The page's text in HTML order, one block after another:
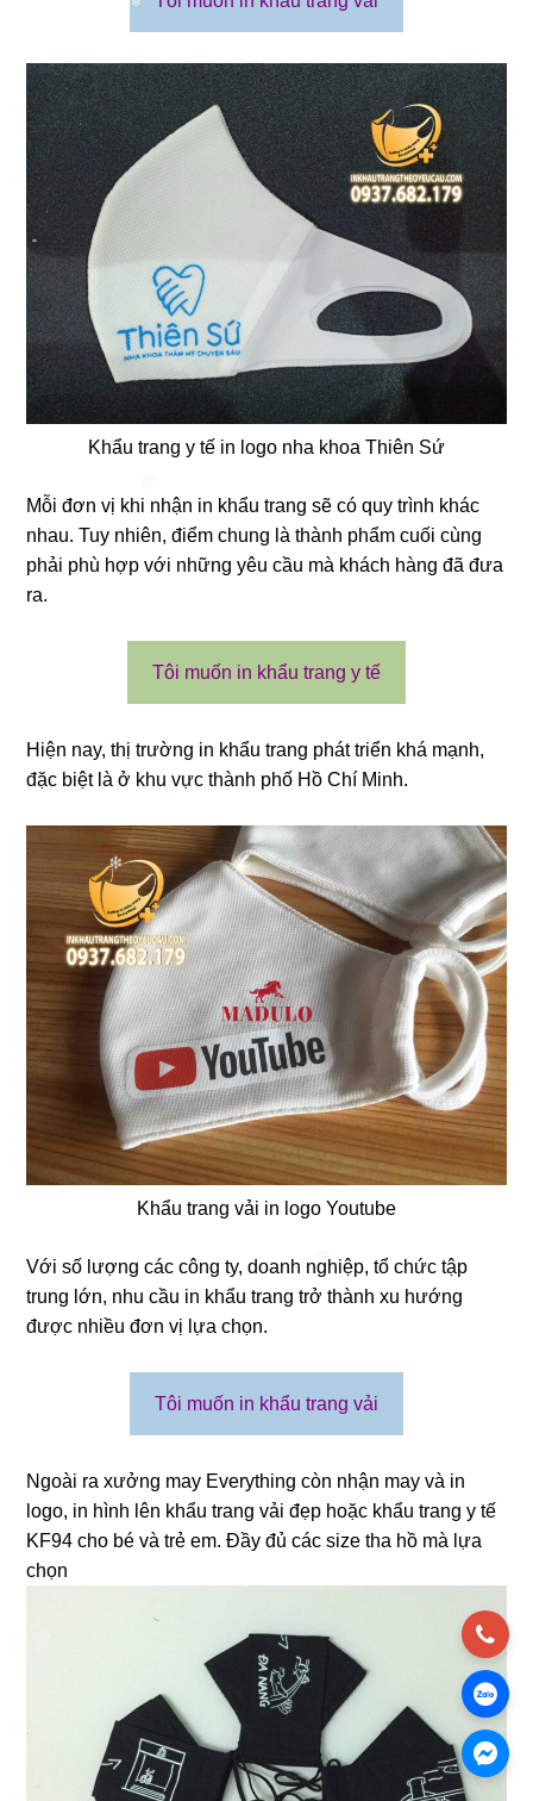
Khẩu trang y tế in logo nha khoa Thiên Sứ
Mỗi đơn vị khi nhận in khẩu trang sẽ có quy trình khác
nhau.Tuy nhiên, điểm chung là thành phẩm cuối cùng
phải phù hợp với những yêu cầu mà khách hàng đã đưa
ra.
Tôi muốn in khẩu trang y tế
Hiện nay, thị trường in khẩu trang phát triển khá mạnh,
đặc biệt là ở khu vực thành phố Hồ Chí Minh.
Khẩu trang vải in logo Youtube
Với số lượng các công ty, doanh nghiệp, tổ chức tập
trung lớn, nhu cầu in khẩu trang trở thành xu hướng
được nhiều đơn vị lựa chọn.
Tôi muốn in khẩu trang vải
Ngoài ra xưởng may Everything còn nhận may và in
logo, in hình lên khẩu trang vải đẹp hoặc khẩu trang y tế
KF94 cho bé và trẻ em. Đầy đủ các size tha hồ mà lựa
chọn
❄
❄